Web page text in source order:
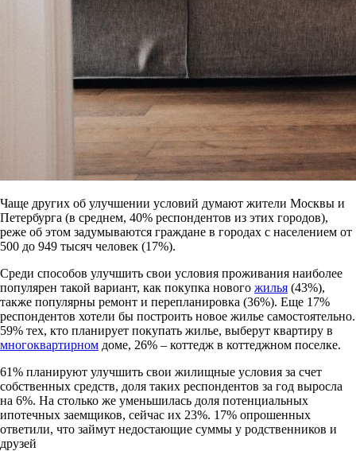
Чаще других об улучшении условий думают жители Москвы и
Петербурга (в среднем, 40% респондентов из этих городов),
реже об этом задумываются граждане в городах с населением от
500 до 949 тысяч человек (17%).
Среди способов улучшить свои условия проживания наиболее
популярен такой вариант, как покупка нового жилья (43%),
также популярны ремонт и перепланировка (36%). Еще 17%
респондентов хотели бы построить новое жилье самостоятельно.
59% тех, кто планирует покупать жилье, выберут квартиру в
многоквартирном доме, 26% – коттедж в коттеджном поселке.
61% планируют улучшить свои жилищные условия за счет
собственных средств, доля таких респондентов за год выросла
на 6%. На столько же уменьшилась доля потенциальных
ипотечных заемщиков, сейчас их 23%. 17% опрошенных
ответили, что займут недостающие суммы у родственников и
друзей